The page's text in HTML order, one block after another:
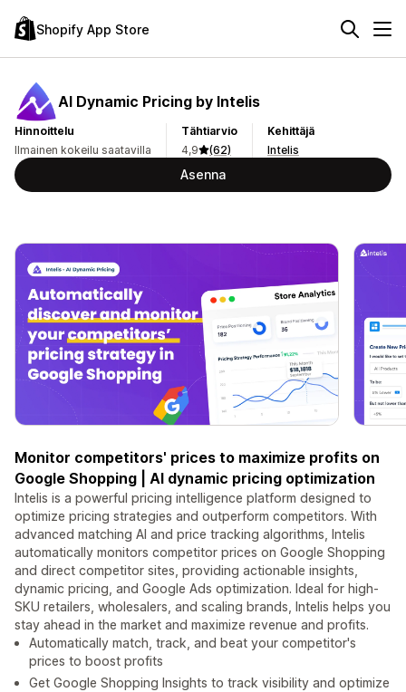
Shopify App Store
AI Dynamic Pricing by Intelis
Hinnoittelu
Ilmainen kokeilu saatavilla
Tähtiarvio
4,9
(62)
Kehittäjä
Intelis
Asenna
Monitor competitors' prices to maximize profits on
Google Shopping | AI dynamic pricing optimization
Intelis is a powerful pricing intelligence platform designed to
optimize pricing strategies and outperform competitors. With
advanced matching AI and price tracking algorithms, Intelis
automatically monitors competitor prices on Google Shopping
and direct competitor sites, providing actionable insights,
dynamic pricing, and Google Ads optimization. Ideal for high-
SKU retailers, wholesalers, and scaling brands, Intelis helps you
stay ahead in the market and maximize revenue and profits.
Automatically match, track, and beat your competitor's
prices to boost profits
Get Google Shopping Insights to track visibility and optimize